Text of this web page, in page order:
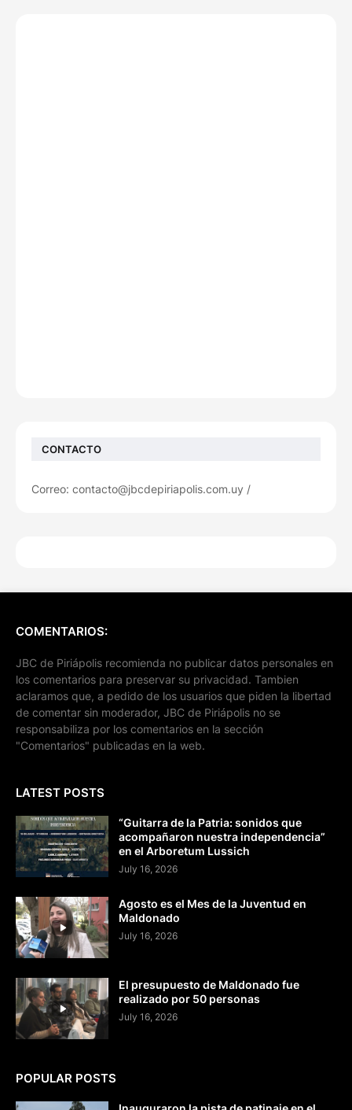
CONTACTO
Correo: contacto@jbcdepiriapolis.com.uy /
COMENTARIOS:
JBC de Piriápolis recomienda no publicar datos personales en
los comentarios para preservar su privacidad. Tambien
aclaramos que, a pedido de los usuarios que piden la libertad
de comentar sin moderador, JBC de Piriápolis no se
responsabiliza por los comentarios en la sección
"Comentarios" publicadas en la web.
LATEST POSTS
“Guitarra de la Patria: sonidos que
acompañaron nuestra independencia”
en el Arboretum Lussich
July 16, 2026
Agosto es el Mes de la Juventud en
Maldonado
July 16, 2026
El presupuesto de Maldonado fue
realizado por 50 personas
July 16, 2026
POPULAR POSTS